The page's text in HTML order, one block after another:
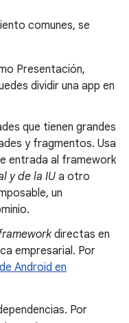
comunes, se
Presentación,
dividir una app en
que tienen grandes
y fragmentos. Usa
entrada al framework
y de la IUa otro
un
directas en
empresarial. Por
Android en
Por